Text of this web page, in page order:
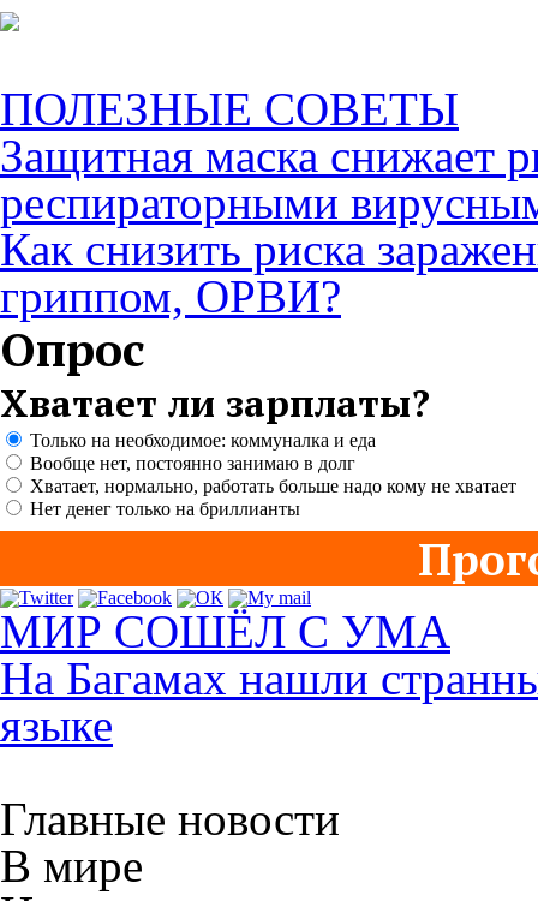
ПОЛЕЗНЫЕ СОВЕТЫ
Защитная маска снижает
респираторными
Как снизить риска
гриппом, ОРВИ?
Опрос
Хватает ли зарплаты?
Только на необходимое: коммуналка и еда
Вообще нет, постоянно занимаю в долг
Хватает, нормально, работать больше надо кому не хватает
Нет денег только на бриллианты
МИР СОШЁЛ С УМА
На Багамах нашли
языке
Главные новости
В мире